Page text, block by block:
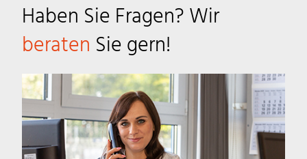
Haben Sie Fragen? Wir
beraten Sie gern!